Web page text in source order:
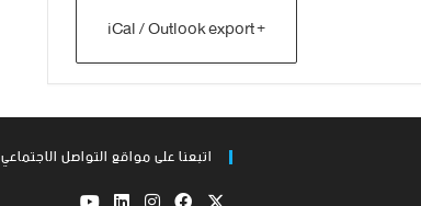
+ iCal / Outlook export
اتبعنا على مواقع التواصل الاجتماعي